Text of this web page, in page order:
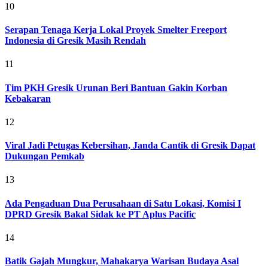
10
Serapan Tenaga Kerja Lokal Proyek Smelter Freeport
Indonesia di Gresik Masih Rendah
11
Tim PKH Gresik Urunan Beri Bantuan Gakin Korban
Kebakaran
12
Viral Jadi Petugas Kebersihan, Janda Cantik di Gresik Dapat
Dukungan Pemkab
13
Ada Pengaduan Dua Perusahaan di Satu Lokasi, Komisi I
DPRD Gresik Bakal Sidak ke PT Aplus Pacific
14
Batik Gajah Mungkur, Mahakarya Warisan Budaya Asal